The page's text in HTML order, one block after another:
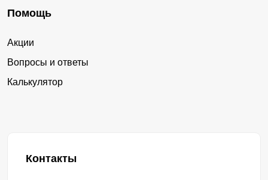
Помощь
Акции
Вопросы и ответы
Калькулятор
Контакты